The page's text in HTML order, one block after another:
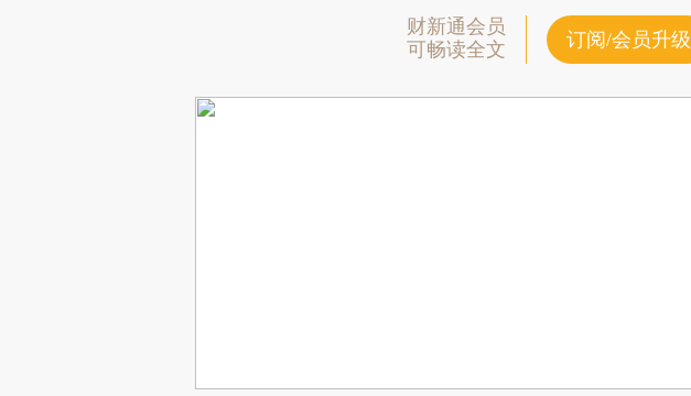
财新通会员
可畅读全文
订阅/会员升级